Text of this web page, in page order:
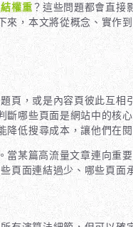
權重？這些問題都會直接
，本文將從概念、實作
，或是內容頁彼此互
斷哪些頁面是網站中的核
低搜尋成本，讓他們在
某篇高流量文章連向
頁面連結過少、哪些頁面